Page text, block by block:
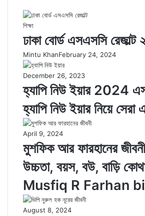
শিক্ষা
ঢাকা বোর্ড এসএসসি রেজাল্ট
Mintu KhanFebruary 24, 2024
December 26, 2023
হ্যাপি নিউ ইয়ার 2024
হ্যাপি নিউ ইয়ার নিয়ে
April 9, 2024
মুশফিক আর ফারহানের
উচ্চতা, বয়স, বউ, বাড়ি
Musfiq R Farhan
August 8, 2024